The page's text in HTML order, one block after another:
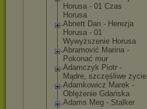
Horusa - 01 Czas
Horusa
Abnett Dan - Herezja
Horusa - 01
Wywyższenie Horusa
Abramović Marina -
Pokonać mur
Adamczyk Piotr -
Mądre, szczęśliwe życie
Adamkowicz Marek -
Oblężenie Gdańska
Adams Meg - Stalker